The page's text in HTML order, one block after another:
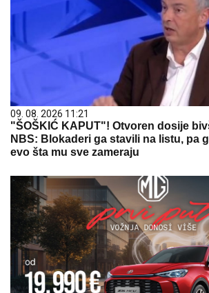
09. 08. 2026 11:21
"ŠOŠKIĆ KAPUT"! Otvoren dosije
NBS: Blokaderi ga stavili na listu, pa
evo šta mu sve zameraju